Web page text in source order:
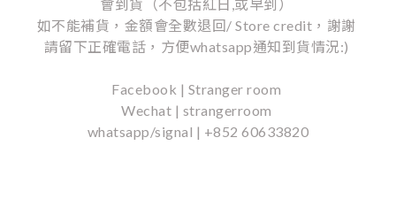
會到貨（不包括紅日,或早到）
如不能補貨，金額會全數退回/ Store credit，謝謝
請留下正確電話，方便whatsapp通知到貨情況:)
Facebook | Stranger room
Wechat | strangerroom
whatsapp/signal | +852 60633820